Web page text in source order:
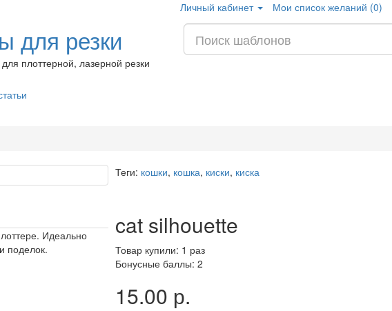
Личный кабинет Мои список желаний (0)
для резки
плоттерной, лазерной резки
Идеально
поделок.
Теги: кошки, кошка, киски, киска
cat silhouette
Товар купили: 1 раз
Бонусные баллы: 2
15.00 р.